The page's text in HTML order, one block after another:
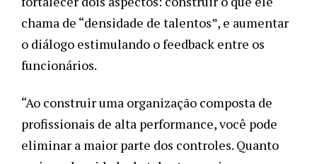
chama de “densidade de talentos”, e aumentar
o diálogo estimulando o feedback entre os
funcionários.
“Ao construir uma organização composta de
profissionais de alta performance, você pode
eliminar a maior parte dos controles. Quanto